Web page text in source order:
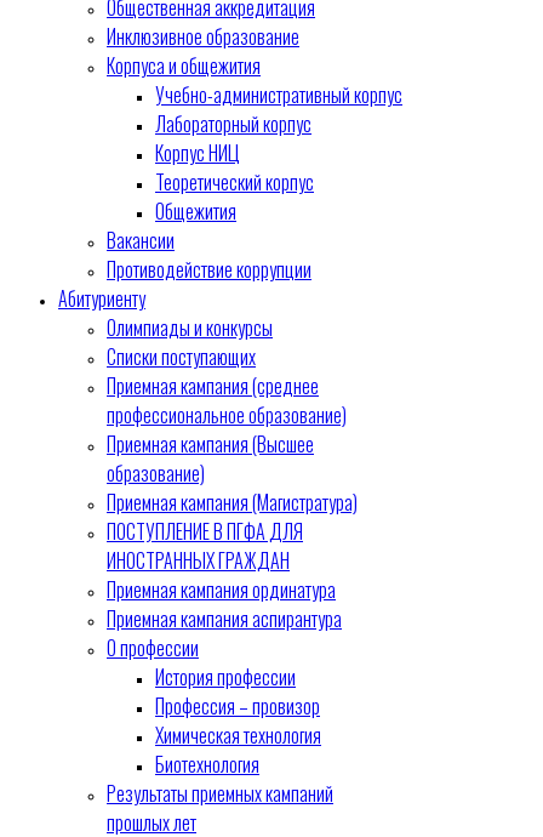
Общественная аккредитация
Инклюзивное образование
Корпуса и общежития
Учебно-административный корпус
Лабораторный корпус
Корпус НИЦ
Теоретический корпус
Общежития
Вакансии
Противодействие коррупции
Абитуриенту
Олимпиады и конкурсы
Списки поступающих
Приемная кампания (среднее
профессиональное образование)
Приемная кампания (Высшее
образование)
Приемная кампания (Магистратура)
ПОСТУПЛЕНИЕ В ПГФА ДЛЯ
ИНОСТРАННЫХ ГРАЖДАН
Приемная кампания ординатура
Приемная кампания аспирантура
О профессии
История профессии
Профессия – провизор
Химическая технология
Биотехнология
Результаты приемных кампаний
прошлых лет